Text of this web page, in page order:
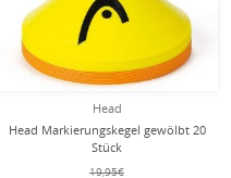
Head
Head Markierungskegel gewölbt 20
Stück
19,95€